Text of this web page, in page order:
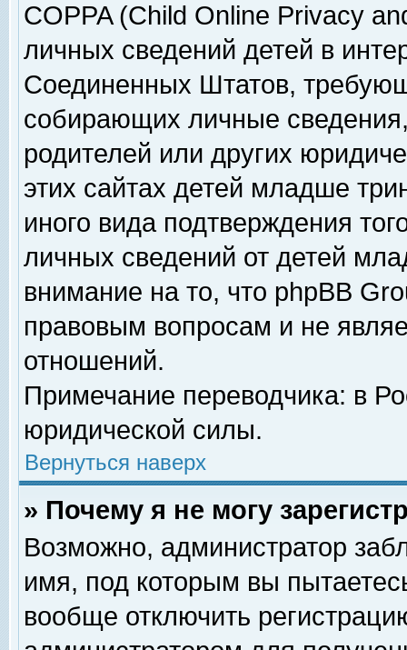
COPPA (Child Online Privacy
личных сведений детей в
Соединенных Штатов,
собирающих личные
родителей или других
этих сайтах детей младше
иного вида подтверждения
личных сведений от детей
внимание на то, что phpBB
правовым вопросам и не
отношений.
Примечание переводчика: в
юридической силы.
Вернуться наверх
» Почему я не могу
Возможно, администратор
имя, под которым вы
вообще отключить